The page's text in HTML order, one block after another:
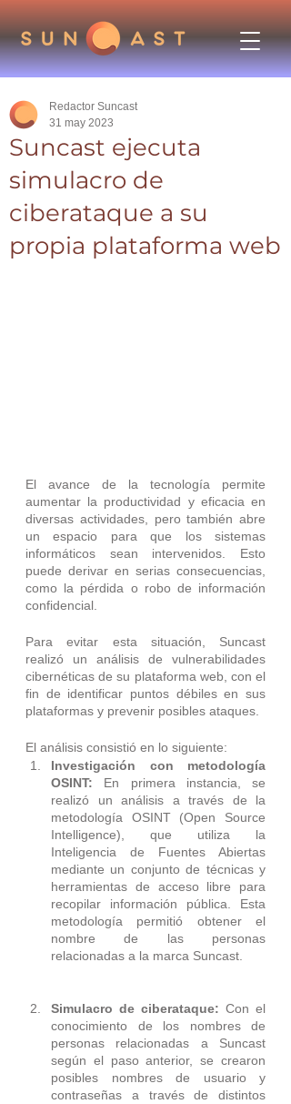
Suncast ejecuta
simulacro de
ciberataque a su
propia plataforma web
Redactor Suncast
31 may 2023
El avance de la tecnología permite
aumentar la productividad y eficacia en
diversas actividades, pero también abre
un espacio para que los sistemas
informáticos sean intervenidos. Esto
puede derivar en serias consecuencias,
como la pérdida o robo de información
confidencial.
Para evitar esta situación, Suncast
realizó un análisis de vulnerabilidades
cibernéticas de su plataforma web, con el
fin de identificar puntos débiles en sus
plataformas y prevenir posibles ataques.
El análisis consistió en lo siguiente:
Investigación con metodología
OSINT: En primera instancia, se
realizó un análisis a través de la
metodología OSINT (Open Source
Intelligence), que utiliza la
Inteligencia de Fuentes Abiertas
mediante un conjunto de técnicas y
herramientas de acceso libre para
recopilar información pública. Esta
metodología permitió obtener el
nombre de las personas
relacionadas a la marca Suncast.
Simulacro de ciberataque: Con el
conocimiento de los nombres de
personas relacionadas a Suncast
según el paso anterior, se crearon
posibles nombres de usuario y
contraseñas a través de distintos